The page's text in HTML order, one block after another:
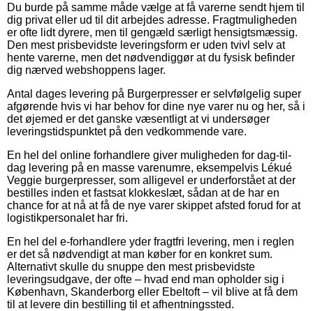
Du burde på samme måde vælge at få varerne sendt hjem til
dig privat eller ud til dit arbejdes adresse. Fragtmuligheden
er ofte lidt dyrere, men til gengæld særligt hensigtsmæssig.
Den mest prisbevidste leveringsform er uden tvivl selv at
hente varerne, men det nødvendiggør at du fysisk befinder
dig nærved webshoppens lager.
Antal dages levering på Burgerpresser er selvfølgelig super
afgørende hvis vi har behov for dine nye varer nu og her, så i
det øjemed er det ganske væsentligt at vi undersøger
leveringstidspunktet på den vedkommende vare.
En hel del online forhandlere giver muligheden for dag-til-
dag levering på en masse varenumre, eksempelvis Lékué
Veggie burgerpresser, som alligevel er underforstået at der
bestilles inden et fastsat klokkeslæt, sådan at de har en
chance for at nå at få de nye varer skippet afsted forud for at
logistikpersonalet har fri.
En hel del e-forhandlere yder fragtfri levering, men i reglen
er det så nødvendigt at man køber for en konkret sum.
Alternativt skulle du snuppe den mest prisbevidste
leveringsudgave, der ofte – hvad end man opholder sig i
København, Skanderborg eller Ebeltoft – vil blive at få dem
til at levere din bestilling til et afhentningssted.